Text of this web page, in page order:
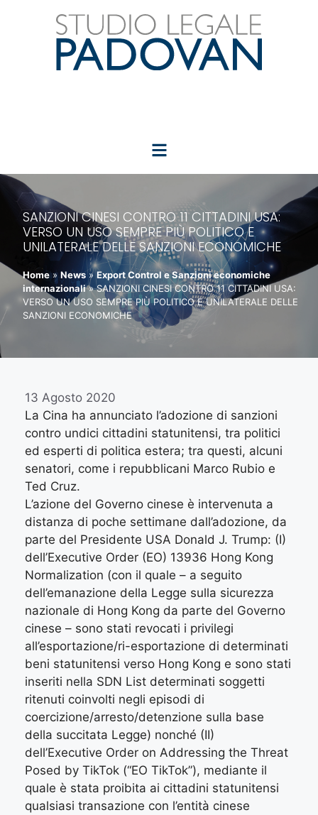
SANZIONI CINESI CONTRO 11 CITTADINI USA:
VERSO UN USO SEMPRE PIÙ POLITICO E
UNILATERALE DELLE SANZIONI ECONOMICHE
Home » News » Export Control e Sanzioni economiche
internazionali » SANZIONI CINESI CONTRO 11 CITTADINI USA:
VERSO UN USO SEMPRE PIÙ POLITICO E UNILATERALE DELLE
SANZIONI ECONOMICHE
13 Agosto 2020
La Cina ha annunciato l’adozione di sanzioni
contro undici cittadini statunitensi, tra politici
ed esperti di politica estera; tra questi, alcuni
senatori, come i repubblicani Marco Rubio e
Ted Cruz.
L’azione del Governo cinese è intervenuta a
distanza di poche settimane dall’adozione, da
parte del Presidente USA Donald J. Trump: (I)
dell’Executive Order (EO) 13936 Hong Kong
Normalization (con il quale – a seguito
dell’emanazione della Legge sulla sicurezza
nazionale di Hong Kong da parte del Governo
cinese – sono stati revocati i privilegi
all’esportazione/ri-esportazione di determinati
beni statunitensi verso Hong Kong e sono stati
inseriti nella SDN List determinati soggetti
ritenuti coinvolti negli episodi di
coercizione/arresto/detenzione sulla base
della succitata Legge) nonché (II)
dell’Executive Order on Addressing the Threat
Posed by TikTok (“EO TikTok”), mediante il
quale è stata proibita ai cittadini statunitensi
qualsiasi transazione con l’entità cinese